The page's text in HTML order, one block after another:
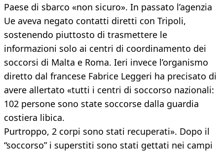
Paese di sbarco «non sicuro». In passato l’agenzia
Ue aveva negato contatti diretti con Tripoli,
sostenendo piuttosto di trasmettere le
informazioni solo ai centri di coordinamento dei
soccorsi di Malta e Roma. Ieri invece l’organismo
diretto dal francese Fabrice Leggeri ha precisato di
avere allertato «tutti i centri di soccorso nazionali:
102 persone sono state soccorse dalla guardia
costiera libica.
Purtroppo, 2 corpi sono stati recuperati». Dopo il
“soccorso” i superstiti sono stati gettati nei campi